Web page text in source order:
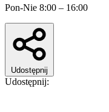
Pon-Nie 8:00 – 16:00
Udostępnij
Udostępnij: